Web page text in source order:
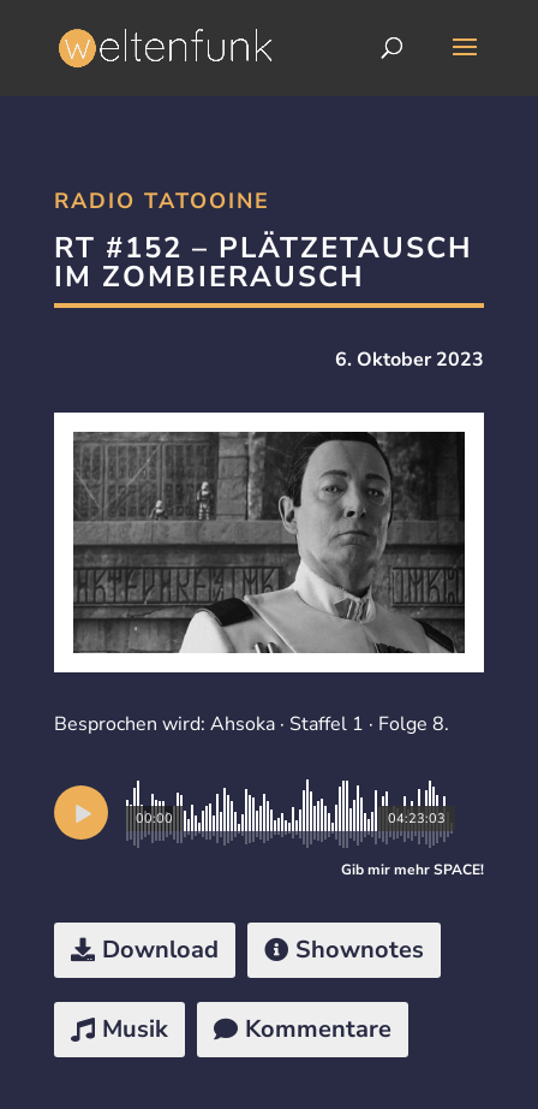
RADIO TATOOINE
RT #152 – PLÄTZETAUSCH
IM ZOMBIERAUSCH
6. Oktober 2023
Besprochen wird: Ahsoka · Staffel 1 · Folge 8.
04:23:03
00:00
Gib mir mehrSPACE!
Download Shownotes
Musik Kommentare